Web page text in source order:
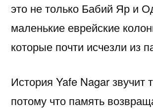
это не только Бабий Яр и
маленькие еврейские
которые почти исчезли из
История Yafe Nagar звучит
потому что память